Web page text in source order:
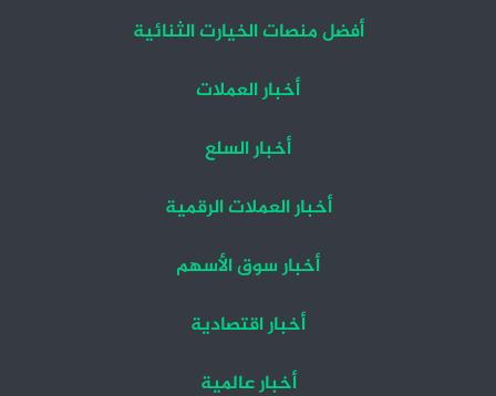
أفضل منصات الخيارت الثنائية
أخبار العملات
أخبار السلع
أخبار العملات الرقمية
أخبار سوق الأسهم
أخبار اقتصادية
أخبار عالمية